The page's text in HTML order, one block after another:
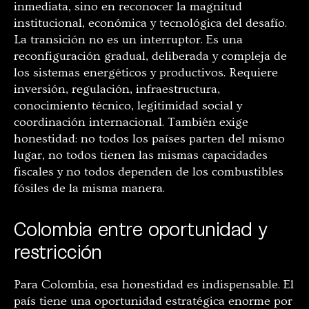
inmediata, sino en reconocer la magnitud
institucional, económica y tecnológica del desafío.
La transición no es un interruptor. Es una
reconfiguración gradual, deliberada y compleja de
los sistemas energéticos y productivos. Requiere
inversión, regulación, infraestructura,
conocimiento técnico, legitimidad social y
coordinación internacional. También exige
honestidad: no todos los países parten del mismo
lugar, no todos tienen las mismas capacidades
fiscales y no todos dependen de los combustibles
fósiles de la misma manera.
Colombia entre oportunidad y
restricción
Para Colombia, esa honestidad es indispensable. El
país tiene una oportunidad estratégica enorme por